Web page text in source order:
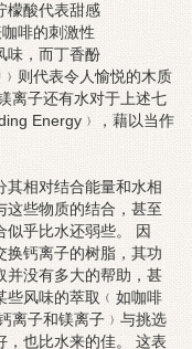
檬酸代表甜感
啡的刺激性
味，而丁香酚
则代表令人愉悦的木质
离子还有水对于上述七
Energy﹚，藉以当作
相对结合能量和水相
这些物质的结合，甚至
似乎比水还弱些。 因
换钙离子的树脂，其功
并没有多大的帮助，甚
些风味的萃取﹙如咖啡
离子和镁离子﹚与挑选
，也比水来的佳。 这表